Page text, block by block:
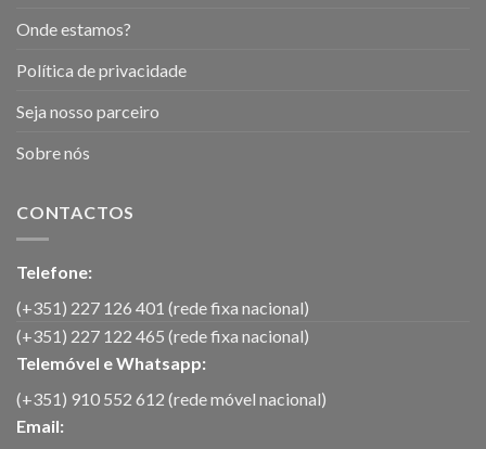
Onde estamos?
Política de privacidade
Seja nosso parceiro
Sobre nós
CONTACTOS
Telefone:
(+351) 227 126 401 (rede fixa nacional)
(+351) 227 122 465 (rede fixa nacional)
Telemóvel e Whatsapp:
(+351) 910 552 612 (rede móvel nacional)
Email: